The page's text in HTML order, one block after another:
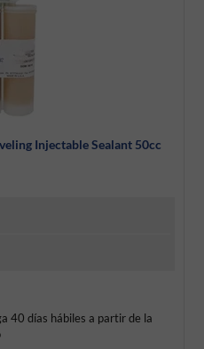
Injectable Sealant 50cc
40 días hábiles a partir de la